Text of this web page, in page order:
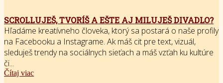
SCROLLUJEŠ, TVORÍŠ A EŠTE AJ MILUJEŠ DIVADLO?
Hľadáme kreatívneho človeka, ktorý sa postará o naše profily
na Facebooku a Instagrame. Ak máš cit pre text, vizuál,
sleduješ trendy na sociálnych sieťach a máš vzťah ku kultúre
či...
Čítaj viac